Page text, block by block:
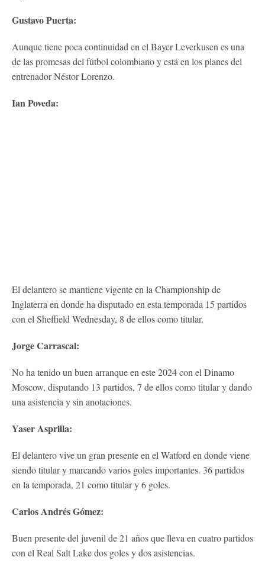
Gustavo Puerta:
Aunque tiene poca continuidad en el Bayer Leverkusen es una
de las promesas del fútbol colombiano y está en los planes del
entrenador Néstor Lorenzo.
Ian Poveda:
El delantero se mantiene vigente en la Championship de
Inglaterra en donde ha disputado en esta temporada 15 partidos
con el Sheffield Wednesday, 8 de ellos como titular.
Jorge Carrascal:
No ha tenido un buen arranque en este 2024 con el Dinamo
Moscow, disputando 13 partidos, 7 de ellos como titular y dando
una asistencia y sin anotaciones.
Yaser Asprilla:
El delantero vive un gran presente en el Watford en donde viene
siendo titular y marcando varios goles importantes. 36 partidos
en la temporada, 21 como titular y 6 goles.
Carlos Andrés Gómez:
Buen presente del juvenil de 21 años que lleva en cuatro partidos
con el Real Salt Lake dos goles y dos asistencias.